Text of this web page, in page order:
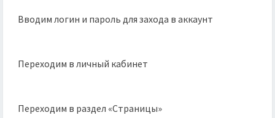
Вводим логин и пароль для захода в аккаунт
Переходим в личный кабинет
Переходим в раздел «Страницы»